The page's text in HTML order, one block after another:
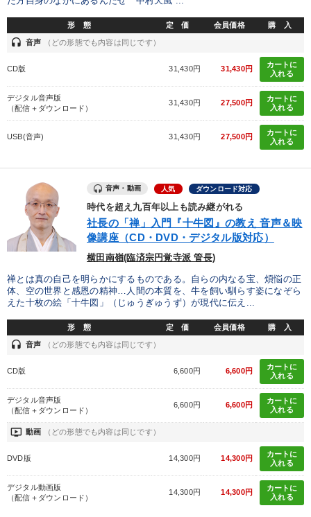
形 態 定 価 会員価格 購 入
headset 音声 （どの形態でも内容は同じです）
CD版 31,430円 31,430円
カートに
入れる
デジタル音声版
（配信＋ダウンロード）
31,430円 27,500円
カートに
入れる
USB(音声) 31,430円 27,500円
カートに
入れる
音声・動画 人気 ダウンロード対応
時代を超え九百年以上も読み継がれる
社長の「禅」入門『十牛図』の教え 音声＆映
像講座（CD・DVD・デジタル版対応）
横田南嶺(臨済宗円覚寺派 管長)
禅とは真の自己を明らかにするものである。自らの内なる宝、煩悩の正
体、空の世界と感恩の精神…人間の本質を、牛を飼い馴らす姿になぞら
えた十枚の絵「十牛図」（じゅうぎゅうず）が現代に伝え...
形 態 定 価 会員価格 購 入
headset 音声 （どの形態でも内容は同じです）
CD版 6,600円 6,600円
カートに
入れる
デジタル音声版
（配信＋ダウンロード）
6,600円 6,600円
カートに
入れる
ondemand_video 動画 （どの形態でも内容は同じです）
DVD版 14,300円 14,300円
カートに
入れる
デジタル動画版
（配信＋ダウンロード）
14,300円 14,300円
カートに
入れる